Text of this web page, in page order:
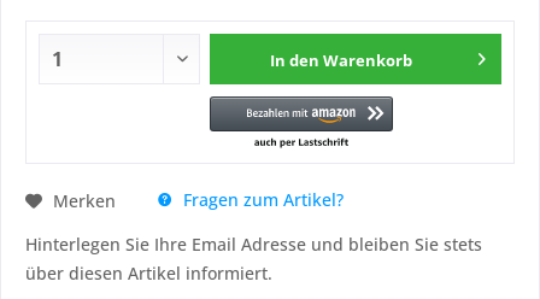
In den Warenkorb
Merken
Fragen zum Artikel?
Hinterlegen Sie Ihre Email Adresse und bleiben Sie stets
über diesen Artikel informiert.